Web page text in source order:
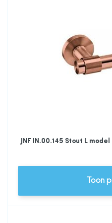
JNF IN.00.145 Stout L
Toon